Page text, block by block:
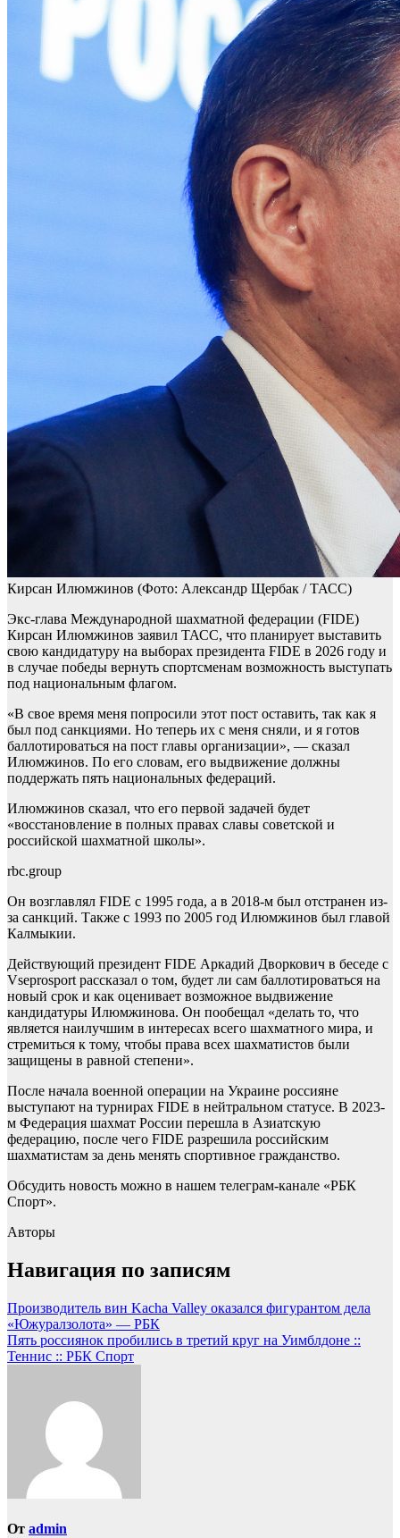
Кирсан Илюмжинов (Фото: Александр Щербак / ТАСС)
Экс-глава Международной шахматной федерации (FIDE)
Кирсан Илюмжинов заявил ТАСС, что планирует выставить
свою кандидатуру на выборах президента FIDE в 2026 году и
в случае победы вернуть спортсменам возможность выступать
под национальным флагом.
«В свое время меня попросили этот пост оставить, так как я
был под санкциями. Но теперь их с меня сняли, и я готов
баллотироваться на пост главы организации», — сказал
Илюмжинов. По его словам, его выдвижение должны
поддержать пять национальных федераций.
Илюмжинов сказал, что его первой задачей будет
«восстановление в полных правах славы советской и
российской шахматной школы».
rbc.group
Он возглавлял FIDE с 1995 года, а в 2018-м был отстранен из-
за санкций. Также с 1993 по 2005 год Илюмжинов был главой
Калмыкии.
Действующий президент FIDE Аркадий Дворкович в беседе с
Vsеprosport рассказал о том, будет ли сам баллотироваться на
новый срок и как оценивает возможное выдвижение
кандидатуры Илюмжинова. Он пообещал «делать то, что
является наилучшим в интересах всего шахматного мира, и
стремиться к тому, чтобы права всех шахматистов были
защищены в равной степени».
После начала военной операции на Украине россияне
выступают на турнирах FIDE в нейтральном статусе. В 2023-
м Федерация шахмат России перешла в Азиатскую
федерацию, после чего FIDE разрешила российским
шахматистам за день менять спортивное гражданство.
Обсудить новость можно в нашем телеграм-канале «РБК
Спорт».
Авторы
Навигация по записям
Производитель вин Kacha Valley оказался фигурантом дела
«Южуралзолота» — РБК
Пять россиянок пробились в третий круг на Уимблдоне ::
Теннис :: РБК Спорт
От admin